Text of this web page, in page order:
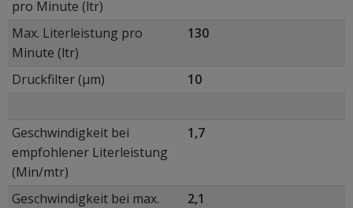
pro Minute (ltr)
Max. Literleistung pro
Minute (ltr)
130
Druckfilter (μm) 10
Geschwindigkeit bei
empfohlener Literleistung
(Min/mtr)
1,7
Geschwindigkeit bei max.
2,1